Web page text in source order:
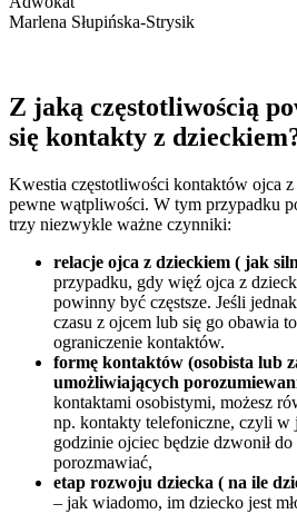
Marlena Słupińska-Strysik
Z jaką częstotliwością
się kontakty z
Kwestia częstotliwości kontaktów ojca
pewne wątpliwości. W tym przypadku
trzy niezwykle ważne czynniki:
relacje ojca z dzieckiem ( jak
przypadku, gdy więź ojca z
powinny być częstsze. Jeśli
czasu z ojcem lub się go obawia
ograniczenie kontaktów.
formę kontaktów (osobista lub
umożliwiających
kontaktami osobistymi, możesz
np. kontakty telefoniczne, czyli w
godzinie ojciec będzie dzwonił
porozmawiać,
etap rozwoju dziecka ( na ile
– jak wiadomo, im dziecko jest